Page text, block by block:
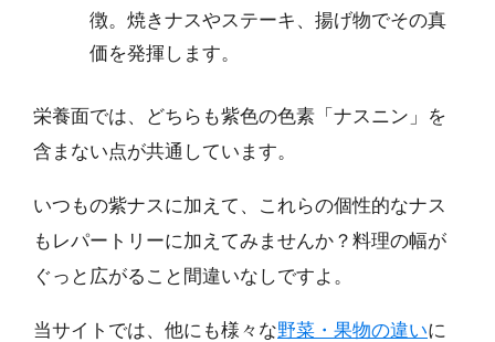
徴。焼きナスやステーキ、揚げ物でその真
価を発揮します。
栄養面では、どちらも紫色の色素「ナスニン」を
含まない点が共通しています。
いつもの紫ナスに加えて、これらの個性的なナス
もレパートリーに加えてみませんか？料理の幅が
ぐっと広がること間違いなしですよ。
当サイトでは、他にも様々な野菜・果物の違いに